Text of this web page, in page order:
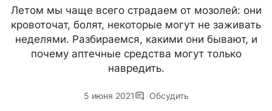
Летом мы чаще всего страдаем от мозолей: они
кровоточат, болят, некоторые могут не заживать
неделями. Разбираемся, какими они бывают, и
почему аптечные средства могут только
навредить.
5 июня 2021 Обсудить